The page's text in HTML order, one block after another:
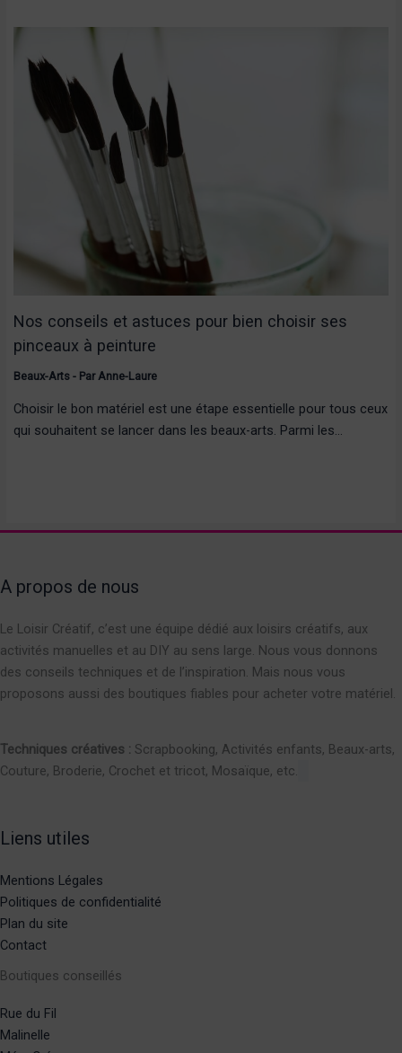
Nos conseils et astuces pour bien choisir ses
pinceaux à peinture
Beaux-Arts- Par Anne-Laure
Choisir le bon matériel est une étape essentielle pour tous ceux
qui souhaitent se lancer dans les beaux-arts. Parmi les…
A propos de nous
Le Loisir Créatif, c’est une équipe dédié aux loisirs créatifs, aux
activités manuelles et au DIY au sens large. Nous vous donnons
des conseils techniques et de l’inspiration. Mais nous vous
proposons aussi des boutiques fiables pour acheter votre matériel.
Techniques créatives : Scrapbooking, Activités enfants, Beaux-arts,
Couture, Broderie, Crochet et tricot, Mosaïque, etc.
Liens utiles
Mentions Légales
Politiques de confidentialité
Plan du site
Contact
Boutiques conseillés
Rue du Fil
Malinelle